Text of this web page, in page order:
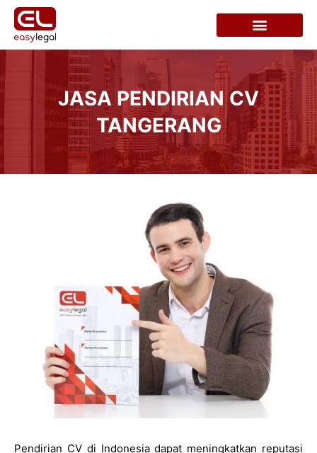
JASA PENDIRIAN CV
TANGERANG
Pendirian CV di Indonesia dapat meningkatkan reputasi